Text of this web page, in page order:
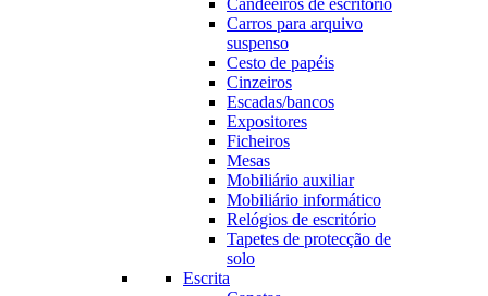
Candeeiros de escritório
Carros para arquivo
suspenso
Cesto de papéis
Cinzeiros
Escadas/bancos
Expositores
Ficheiros
Mesas
Mobiliário auxiliar
Mobiliário informático
Relógios de escritório
Tapetes de protecção de
solo
Escrita